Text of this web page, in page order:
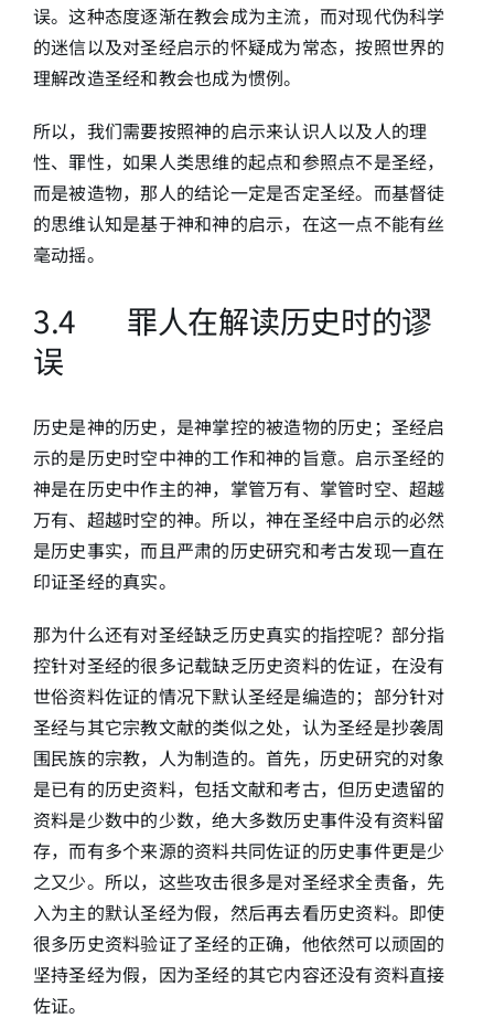
误。这种态度逐渐在教会成为主流，而对现代伪科学
的迷信以及对圣经启示的怀疑成为常态，按照世界的
理解改造圣经和教会也成为惯例。
所以，我们需要按照神的启示来认识人以及人的理
性、罪性，如果人类思维的起点和参照点不是圣经，
而是被造物，那人的结论一定是否定圣经。而基督徒
的思维认知是基于神和神的启示，在这一点不能有丝
毫动摇。
3.4 罪人在解读历史时的谬
误
历史是神的历史，是神掌控的被造物的历史；圣经启
示的是历史时空中神的工作和神的旨意。启示圣经的
神是在历史中作主的神，掌管万有、掌管时空、超越
万有、超越时空的神。所以，神在圣经中启示的必然
是历史事实，而且严肃的历史研究和考古发现一直在
印证圣经的真实。
那为什么还有对圣经缺乏历史真实的指控呢？部分指
控针对圣经的很多记载缺乏历史资料的佐证，在没有
世俗资料佐证的情况下默认圣经是编造的；部分针对
圣经与其它宗教文献的类似之处，认为圣经是抄袭周
围民族的宗教，人为制造的。首先，历史研究的对象
是已有的历史资料，包括文献和考古，但历史遗留的
资料是少数中的少数，绝大多数历史事件没有资料留
存，而有多个来源的资料共同佐证的历史事件更是少
之又少。所以，这些攻击很多是对圣经求全责备，先
入为主的默认圣经为假，然后再去看历史资料。即使
很多历史资料验证了圣经的正确，他依然可以顽固的
坚持圣经为假，因为圣经的其它内容还没有资料直接
佐证。